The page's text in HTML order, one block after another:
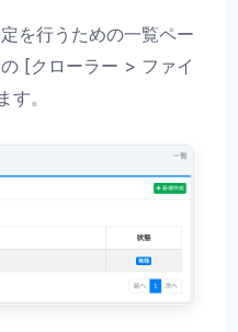
を行うための一覧ペー
[クローラー > ファイ
。